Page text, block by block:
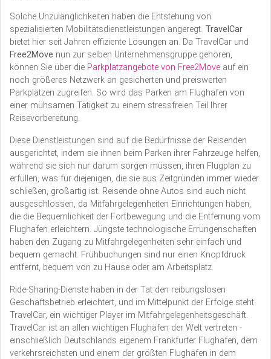
Solche Unzulänglichkeiten haben die Entstehung von
spezialisierten Mobilitätsdienstleistungen angeregt. TravelCar
bietet hier seit Jahren effiziente Lösungen an. Da TravelCar und
Free2Move nun zur selben Unternehmensgruppe gehören,
können Sie über die Parkplatzangebote von Free2Move auf ein
noch größeres Netzwerk an gesicherten und preiswerten
Parkplätzen zugreifen. So wird das Parken am Flughafen von
einer mühsamen Tätigkeit zu einem stressfreien Teil Ihrer
Reisevorbereitung.
Diese Dienstleistungen sind auf die Bedürfnisse der Reisenden
ausgerichtet, indem sie ihnen beim Parken ihrer Fahrzeuge helfen,
während sie sich nur darum sorgen müssen, ihren Flugplan zu
erfüllen, was für diejenigen, die sie aus Zeitgründen immer wieder
schließen, großartig ist. Reisende ohne Autos sind auch nicht
ausgeschlossen, da Mitfahrgelegenheiten Einrichtungen haben,
die die Bequemlichkeit der Fortbewegung und die Entfernung vom
Flughafen erleichtern. Jüngste technologische Errungenschaften
haben den Zugang zu Mitfahrgelegenheiten sehr einfach und
bequem gemacht. Frühbuchungen sind nur einen Knopfdruck
entfernt, bequem von zu Hause oder am Arbeitsplatz.
Ride-Sharing-Dienste haben in der Tat den reibungslosen
Geschäftsbetrieb erleichtert, und im Mittelpunkt der Erfolge steht
TravelCar, ein wichtiger Player im Mitfahrgelegenheitsgeschäft.
TravelCar ist an allen wichtigen Flughäfen der Welt vertreten -
einschließlich Deutschlands eigenem Frankfurter Flughafen, dem
verkehrsreichsten und einem der größten Flughäfen in dem